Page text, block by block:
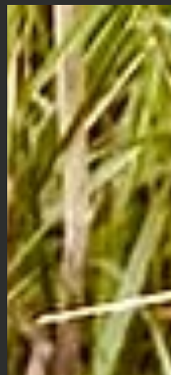
was sie verbindet und was sie